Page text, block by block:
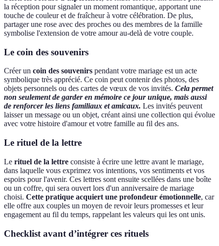
la réception pour signaler un moment romantique, apportant une
touche de couleur et de fraîcheur à votre célébration. De plus,
partager une rose avec des proches ou des membres de la famille
symbolise l'extension de votre amour au-delà de votre couple.
Le coin des souvenirs
Créer un coin des souvenirs pendant votre mariage est un acte
symbolique très apprécié. Ce coin peut contenir des photos, des
objets personnels ou des cartes de vœux de vos invités. Cela permet
non seulement de garder en mémoire ce jour unique, mais aussi
de renforcer les liens familiaux et amicaux. Les invités peuvent
laisser un message ou un objet, créant ainsi une collection qui évolue
avec votre histoire d'amour et votre famille au fil des ans.
Le rituel de la lettre
Le rituel de la lettre consiste à écrire une lettre avant le mariage,
dans laquelle vous exprimez vos intentions, vos sentiments et vos
espoirs pour l'avenir. Ces lettres sont ensuite scellées dans une boîte
ou un coffre, qui sera ouvert lors d'un anniversaire de mariage
choisi. Cette pratique acquiert une profondeur émotionnelle, car
elle offre aux couples un moyen de revoir leurs promesses et leur
engagement au fil du temps, rappelant les valeurs qui les ont unis.
Checklist avant d’intégrer ces rituels